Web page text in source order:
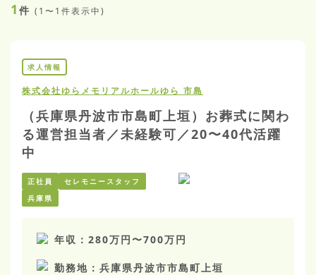
1 件 ( 1〜1件表示中)
求人情報
株式会社ゆら メモリアルホールゆら 市島
（兵庫県丹波市市島町上垣）お葬式に関わ
る運営担当者／未経験可／20〜40代活躍
中
正社員
セレモニースタッフ
兵庫県
年収： 280万円〜700万円
勤務地： 兵庫県丹波市市島町上垣